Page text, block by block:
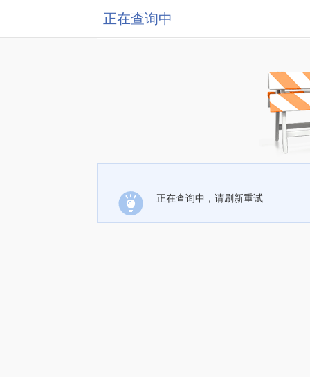
正在查询中
正在查询中，请刷新重试